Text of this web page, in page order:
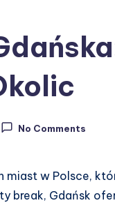
No Comments
miast w Polsce,
break, Gdańsk